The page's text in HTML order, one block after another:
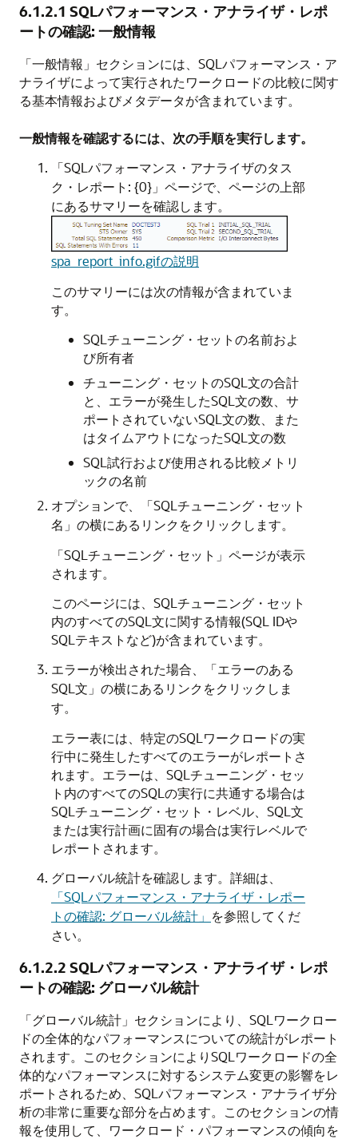
6.1.2.1 SQLパフォーマンス・アナライザ・レポ
ートの確認: 一般情報
「一般情報」セクションには、SQLパフォーマンス・ア
ナライザによって実行されたワークロードの比較に関す
る基本情報およびメタデータが含まれています。
一般情報を確認するには、次の手順を実行します。
「SQLパフォーマンス・アナライザのタス
ク・レポート: {0}」ページで、ページの上部
にあるサマリーを確認します。
spa_report_info.gifの説明
このサマリーには次の情報が含まれていま
す。
SQLチューニング・セットの名前およ
び所有者
チューニング・セットのSQL文の合計
と、エラーが発生したSQL文の数、サ
ポートされていないSQL文の数、また
はタイムアウトになったSQL文の数
SQL試行および使用される比較メトリ
ックの名前
オプションで、「SQLチューニング・セット
名」の横にあるリンクをクリックします。
「SQLチューニング・セット」ページが表示
されます。
このページには、SQLチューニング・セット
内のすべてのSQL文に関する情報(SQL IDや
SQLテキストなど)が含まれています。
エラーが検出された場合、「エラーのある
SQL文」の横にあるリンクをクリックしま
す。
エラー表には、特定のSQLワークロードの実
行中に発生したすべてのエラーがレポートさ
れます。エラーは、SQLチューニング・セッ
ト内のすべてのSQLの実行に共通する場合は
SQLチューニング・セット・レベル、SQL文
または実行計画に固有の場合は実行レベルで
レポートされます。
グローバル統計を確認します。詳細は、
「SQLパフォーマンス・アナライザ・レポー
トの確認: グローバル統計」 を参照してくだ
さい。
6.1.2.2 SQLパフォーマンス・アナライザ・レポ
ートの確認: グローバル統計
「グローバル統計」セクションにより、SQLワークロー
ドの全体的なパフォーマンスについての統計がレポート
されます。 このセクションによりSQLワークロードの全
体的なパフォーマンスに対するシステム変更の影響をレ
ポートされるため、SQLパフォーマンス・アナライザ分
析の非常に重要な部分を占めます。このセクションの情
報を使用して、ワークロード・パフォーマンスの傾向を